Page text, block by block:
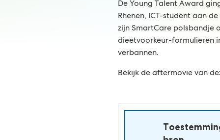
De Young Talent Award
Rhenen, ICT-student aan
zijn SmartCare polsbandje
dieetvoorkeur-formulieren
verbannen.
Bekijk de aftermovie van